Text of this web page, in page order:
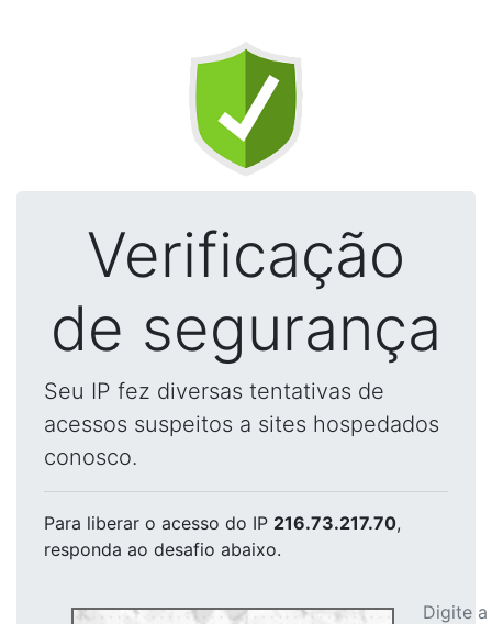
Verificação
de segurança
Seu IP fez diversas tentativas de
acessos suspeitos a sites hospedados
conosco.
Para liberar o acesso do IP 216.73.217.70,
responda ao desafio abaixo.
Digite